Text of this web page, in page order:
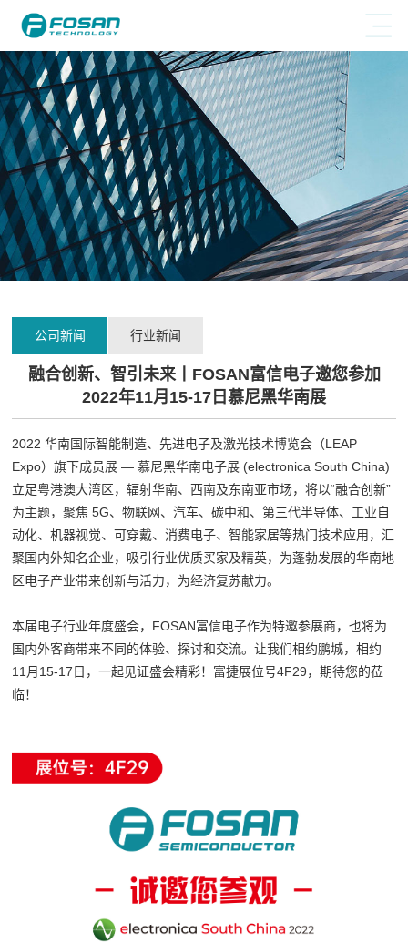
公司新闻 行业新闻
融合创新、智引未来丨FOSAN富信电子邀您参加
2022年11月15-17日慕尼黑华南展
2022 华南国际智能制造、先进电子及激光技术博览会（LEAP
Expo）旗下成员展 — 慕尼黑华南电子展 (electronica South China)
立足粤港澳大湾区，辐射华南、西南及东南亚市场，将以“融合创新”
为主题，聚焦 5G、物联网、汽车、碳中和、第三代半导体、工业自
动化、机器视觉、可穿戴、消费电子、智能家居等热门技术应用，汇
聚国内外知名企业，吸引行业优质买家及精英，为蓬勃发展的华南地
区电子产业带来创新与活力，为经济复苏献力。
本届电子行业年度盛会，FOSAN富信电子作为特邀参展商，也将为
国内外客商带来不同的体验、探讨和交流。让我们相约鹏城，相约
11月15-17日，一起见证盛会精彩！富捷展位号4F29，期待您的莅
临！